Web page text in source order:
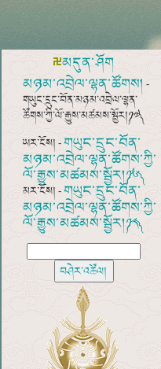
མདུན་ཤོག
མཉམ་འབྲེལ་ལྷན་ཚོགས།-
གཡུང་དྲུང་བོན་མཉམ་འབྲེལ་ལྷན་
ཚོགས་ཀྱི་ལོ་རྒྱུས་མཚམས་སྦྱོར།༼༡༧༽
ཡར་ངོས། -གཡུང་དྲུང་བོན་
མཉམ་འབྲེལ་ལྷན་ཚོགས་ཀྱི་
ལོ་རྒྱུས་མཚམས་སྦྱོར།༼༡༦༽
མར་ངོས། -གཡུང་དྲུང་བོན་
མཉམ་འབྲེལ་ལྷན་ཚོགས་ཀྱི་
ལོ་རྒྱུས་མཚམས་སྦྱོར།༼༡༨༽